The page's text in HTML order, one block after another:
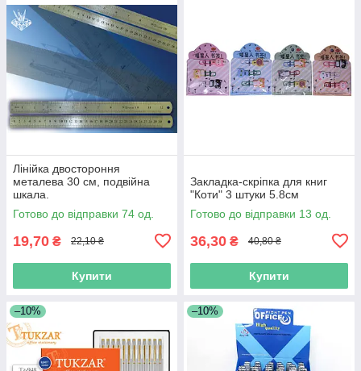
Лінійка двостороння
металева 30 см, подвійна
шкала.
Готово до відправки 74 од.
19,70 ₴ 22,10 ₴
Купити
Закладка-скріпка для книг
"Коти" 3 штуки 5.8см
Готово до відправки 13 од.
36,30 ₴ 40,80 ₴
Купити
–10% –10%